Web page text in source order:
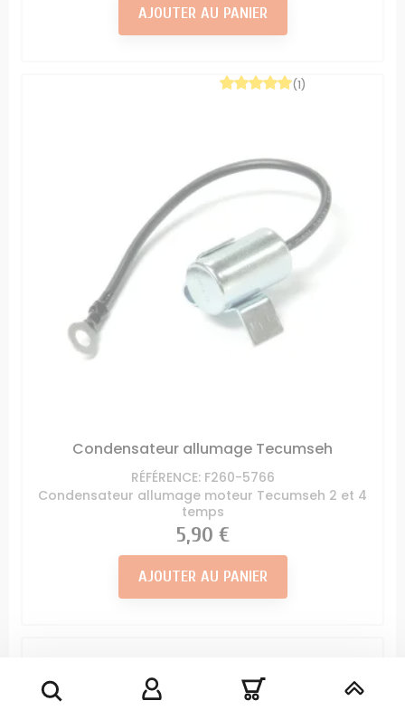
AJOUTER AU PANIER
Condensateur allumage Tecumseh
RÉFÉRENCE: F260-5766
Condensateur allumage moteur Tecumseh 2 et 4
temps
(1)
Prix
5,90 €
AJOUTER AU PANIER